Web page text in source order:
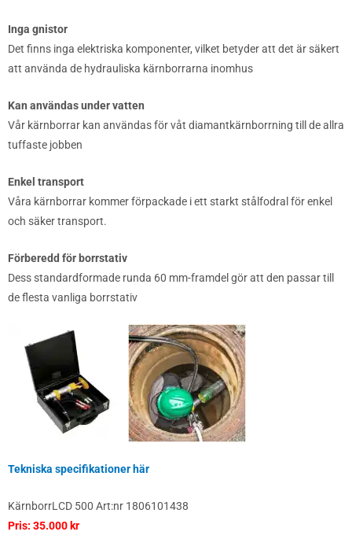
Inga gnistor
Det finns inga elektriska komponenter, vilket betyder att det är säkert
att använda de hydrauliska kärnborrarna inomhus
Kan användas under vatten
Vår kärnborrar kan användas för våt diamantkärnborrning till de allra
tuffaste jobben
Enkel transport
Våra kärnborrar kommer förpackade i ett starkt stålfodral för enkel
och säker transport.
Förberedd för borrstativ
Dess standardformade runda 60 mm-framdel gör att den passar till
de flesta vanliga borrstativ
Tekniska specifikationer här
KärnborrLCD 500 Art:nr 1806101438
Pris: 35.000 kr